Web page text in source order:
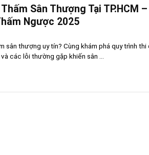
Sân Thượng Tại TP.HCM
Ngược 2025
sân thượng uy tín? Cùng khám phá quy trình
các lỗi thường gặp khiến sân ...